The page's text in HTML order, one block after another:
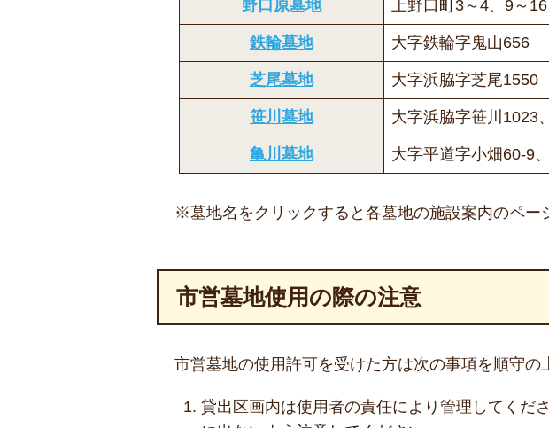
野口原墓地 上野口町3～4、9～
鉄輪墓地 大字鉄輪字鬼山656
芝尾墓地 大字浜脇字芝尾1550
笹川墓地 大字浜脇字笹川1023
亀川墓地 大字平道字小畑60‐9
※墓地名をクリックすると各墓地の施設案内のペー
市営墓地使用の際の注意
市営墓地の使用許可を受けた方は次の事項を順守の
貸出区画内は使用者の責任により管理してくだ